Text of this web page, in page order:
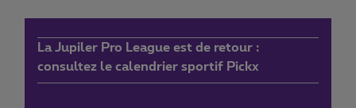
La Jupiler Pro League est de retour :
consultez le calendrier sportif Pickx